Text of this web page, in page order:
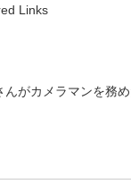
Links
がカメラマンを務